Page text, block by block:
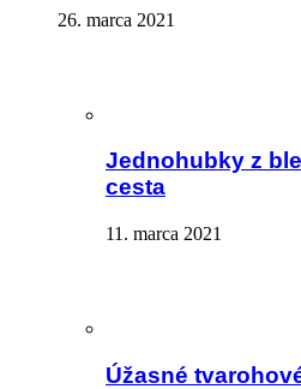
26. marca 2021
Jednohubky z
cesta
11. marca 2021
Úžasné